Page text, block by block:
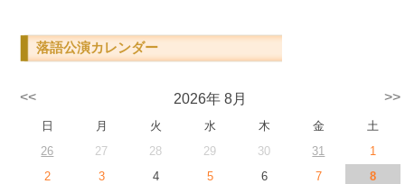
落語公演カレンダー
<< 2026年 8月 >>
日 月 火 水 木 金
土
26
27 28 29 30 31
1
2
3 4 5 6 7
8